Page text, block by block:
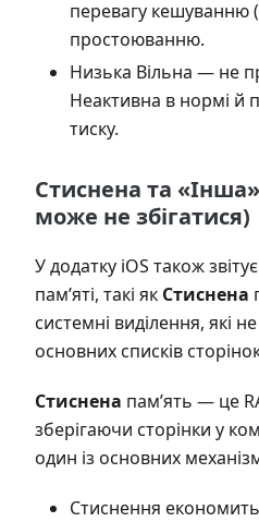
перевагу кешуванню
простоюванню.
Низька Вільна — не
Неактивна в нормі й
тиску.
Стиснена та
може не збігатися)
У додатку iOS також
пам’яті, такі як Стиснена
системні виділення, які
основних списків
Стиснена пам’ять — це
зберігаючи сторінки у
один із основних
Стиснення